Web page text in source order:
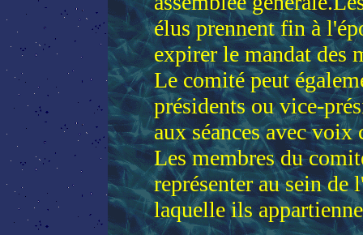
élus prennent fin à
expirer le mandat des
Le comité peut
présidents ou vice-
aux séances avec
Les membres du
représenter au sein
laquelle ils